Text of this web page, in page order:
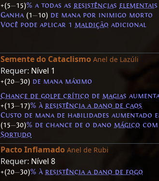
+(5—15)% a todas as resistências elementais
Ganha (1—10) de mana por inimigo morto
Você pode aplicar 1 maldição adicional
Semente do Cataclismo Anel de Lazúli
Requer: Nível 1
+(20—30) de mana máximo
Chance de golpe crítico de magias
+(13—17)% à resistência a dano de caos
Custo de mana de habilidades aumentado
(15—30)% de chance de o dano mágico com
Sortudo
Pacto Inflamado Anel de Rubi
Requer: Nível 8
+(20—30)% à resistência a dano de fogo